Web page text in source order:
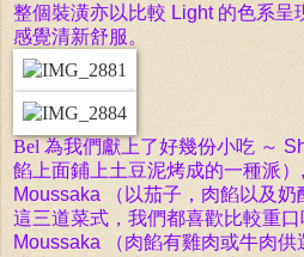
整個裝潢亦以比較 Light 的色系呈
感覺清新舒服。
Bel 為我們獻上了好幾份小吃 ～
餡上面鋪上土豆泥烤成的一種派
Moussaka （以茄子，肉餡以及奶
這三道菜式，我們都喜歡比較重
Moussaka （肉餡有雞肉或牛肉